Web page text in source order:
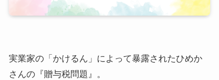
実業家の「かけるん」によって暴露されたひめか
さんの『贈与税問題』。